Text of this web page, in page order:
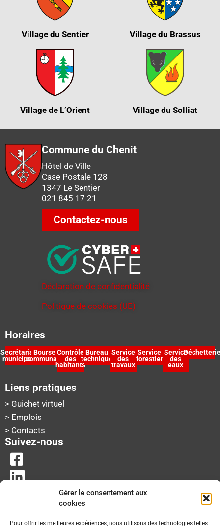
Gérer le consentement aux
cookies
Pour offrir les meilleures expériences, nous utilisons des technologies telles
Village du Sentier Village du Brassus
Village de L’Orient Village du Solliat
Commune du Chenit
Hôtel de Ville
Case Postale 128
1347 Le Sentier
021 845 17 21
Contactez-nous
Déclaration de confidentialité
Politique de cookies (UE)
Horaires
Secrétariat
municipal
Bourse
communale
Contrôle
des
habitants
Bureau
technique
Service
des
travaux
Service
forestier
Service
des
eaux
Déchetterie
Liens pratiques
> Guichet virtuel
> Emplois
> Contacts
Suivez-nous